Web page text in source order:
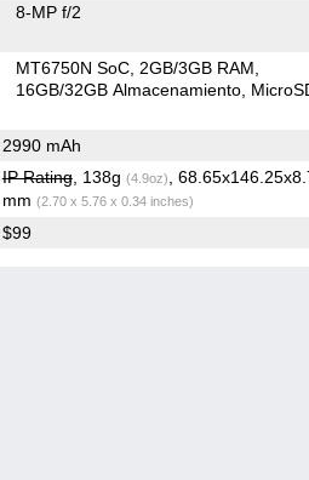
8-MP f/2
MT6750N SoC 2GB/3GB RAM
16GB/32GB Almacenamiento
2990 mAh
IP Rating, 138g (4.9oz)
,
mm (2.70 x 5.76 x 0.34 inches)
$99